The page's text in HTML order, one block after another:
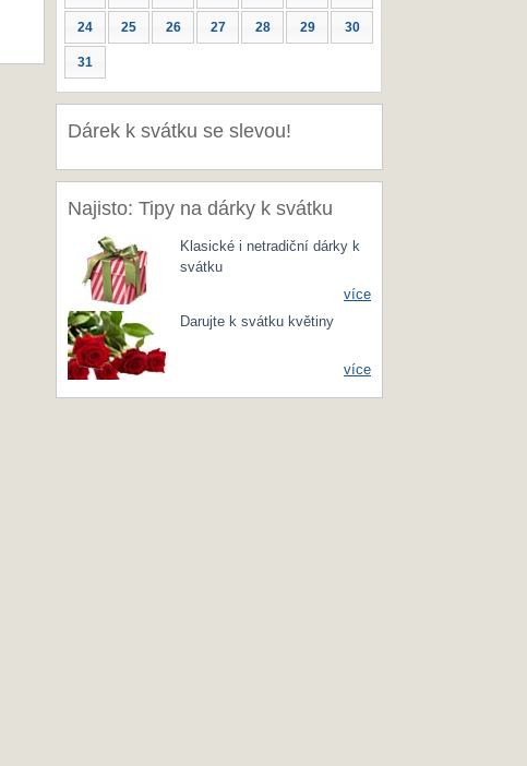
24 25 26 27 28 29 30
31
Dárek k svátku se slevou!
Najisto: Tipy na dárky k svátku
Klasické i netradiční dárky k
svátku
více
Darujte k svátku květiny
více